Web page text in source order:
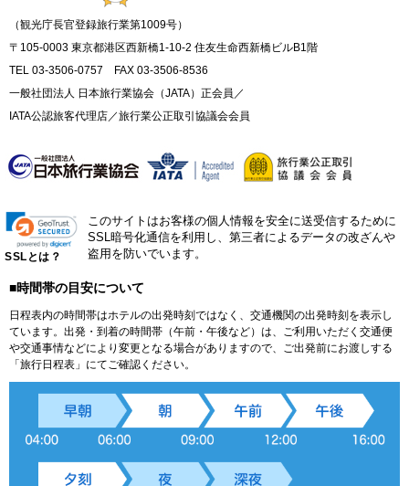
（観光庁長官登録旅行業第1009号）
〒105-0003 東京都港区西新橋1-10-2 住友生命西新橋ビルB1階
TEL 03-3506-0757 FAX 03-3506-8536
一般社団法人 日本旅行業協会（JATA）正会員／
IATA公認旅客代理店／旅行業公正取引協議会会員
SSLとは？
このサイトはお客様の個人情報を安全に送受信するために
SSL暗号化通信を利用し、第三者によるデータの改ざんや
盗用を防いでいます。
■時間帯の目安について
日程表内の時間帯はホテルの出発時刻ではなく、交通機関の出発時刻を表示し
ています。出発・到着の時間帯（午前・午後など）は、ご利用いただく交通便
や交通事情などにより変更となる場合がありますので、ご出発前にお渡しする
「旅行日程表」にてご確認ください。